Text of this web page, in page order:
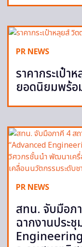
PR NEWS
ราคากระเป๋
ยอดนิยมพร้อ
PR NEWS
สทน. จับมือภ
ฉากงานประ